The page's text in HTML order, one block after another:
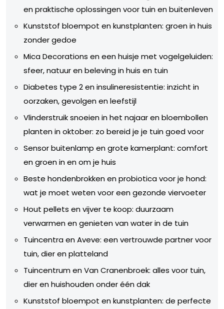
en praktische oplossingen voor tuin en buitenleven
Kunststof bloempot en kunstplanten: groen in huis
zonder gedoe
Mica Decorations en een huisje met vogelgeluiden:
sfeer, natuur en beleving in huis en tuin
Diabetes type 2 en insulineresistentie: inzicht in
oorzaken, gevolgen en leefstijl
Vlinderstruik snoeien in het najaar en bloembollen
planten in oktober: zo bereid je je tuin goed voor
Sensor buitenlamp en grote kamerplant: comfort
en groen in en om je huis
Beste hondenbrokken en probiotica voor je hond:
wat je moet weten voor een gezonde viervoeter
Hout pellets en vijver te koop: duurzaam
verwarmen en genieten van water in de tuin
Tuincentra en Aveve: een vertrouwde partner voor
tuin, dier en platteland
Tuincentrum en Van Cranenbroek: alles voor tuin,
dier en huishouden onder één dak
Kunststof bloempot en kunstplanten: de perfecte